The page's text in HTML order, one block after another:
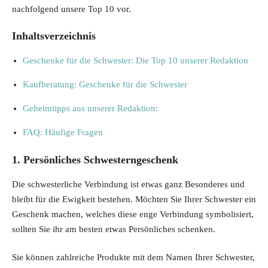
nachfolgend unsere Top 10 vor.
Inhaltsverzeichnis
Geschenke für die Schwester: Die Top 10 unserer Redaktion
Kaufberatung: Geschenke für die Schwester
Geheimtipps aus unserer Redaktion:
FAQ: Häufige Fragen
1. Persönliches Schwesterngeschenk
Die schwesterliche Verbindung ist etwas ganz Besonderes und
bleibt für die Ewigkeit bestehen. Möchten Sie Ihrer Schwester ein
Geschenk machen, welches diese enge Verbindung symbolisiert,
sollten Sie ihr am besten etwas Persönliches schenken.
Sie können zahlreiche Produkte mit dem Namen Ihrer Schwester,